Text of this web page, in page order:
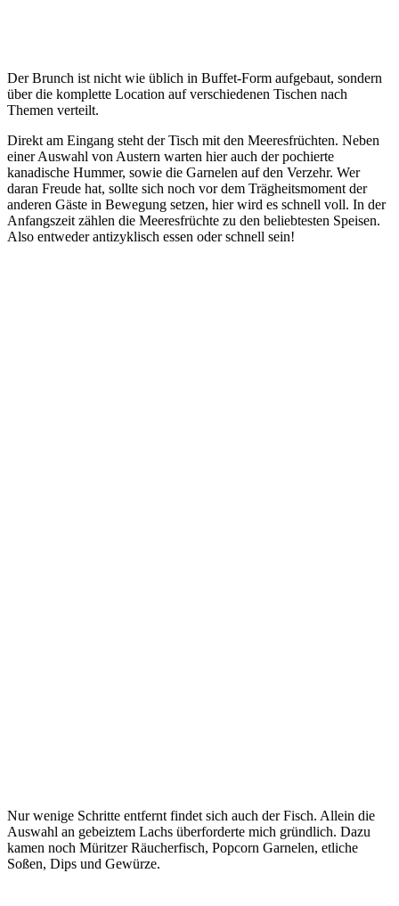
Der Brunch ist nicht wie üblich in Buffet-Form aufgebaut, sondern
über die komplette Location auf verschiedenen Tischen nach
Themen verteilt.
Direkt am Eingang steht der Tisch mit den Meeresfrüchten. Neben
einer Auswahl von Austern warten hier auch der pochierte
kanadische Hummer, sowie die Garnelen auf den Verzehr. Wer
daran Freude hat, sollte sich noch vor dem Trägheitsmoment der
anderen Gäste in Bewegung setzen, hier wird es schnell voll. In der
Anfangszeit zählen die Meeresfrüchte zu den beliebtesten Speisen.
Also entweder antizyklisch essen oder schnell sein!
Nur wenige Schritte entfernt findet sich auch der Fisch. Allein die
Auswahl an gebeiztem Lachs überforderte mich gründlich. Dazu
kamen noch Müritzer Räucherfisch, Popcorn Garnelen, etliche
Soßen, Dips und Gewürze.